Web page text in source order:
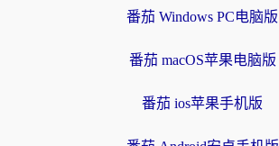
番茄 Windows PC电脑版
番茄 macOS苹果电脑版
番茄 ios苹果手机版